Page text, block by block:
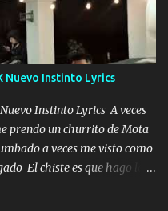
por ti yo y la luna
sabe qué será de mí si
pero muy en el fondo te
Nuevo Instinto Lyrics
Instinto Lyrics A veces
prendo un churrito de Mota
a veces me visto como
El chiste es que hago lo